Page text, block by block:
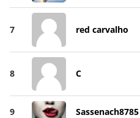
7 red carvalho
8 C
9 Sassenach8785